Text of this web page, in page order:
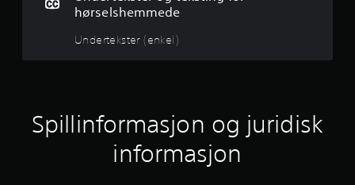
r
hørselshemmede
Undertekster (enkel)
Spillinformasjon og juridisk
informasjon